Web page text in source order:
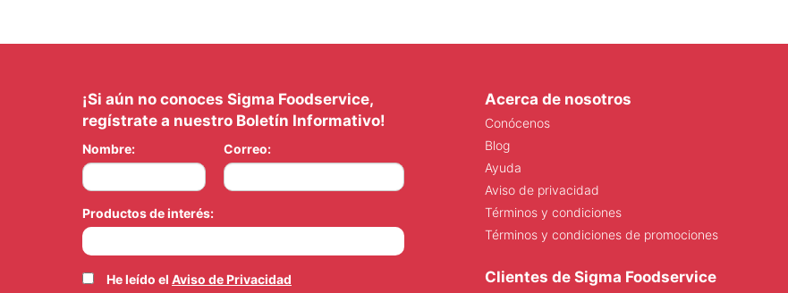
¡Si aún no conoces Sigma Foodservice,
regístrate a nuestro Boletín Informativo!
Nombre: Correo:
Productos de interés:
He leído el Aviso de Privacidad
Acerca de nosotros
Conócenos
Blog
Ayuda
Aviso de privacidad
Términos y condiciones
Términos y condiciones de promociones
Clientes de Sigma Foodservice